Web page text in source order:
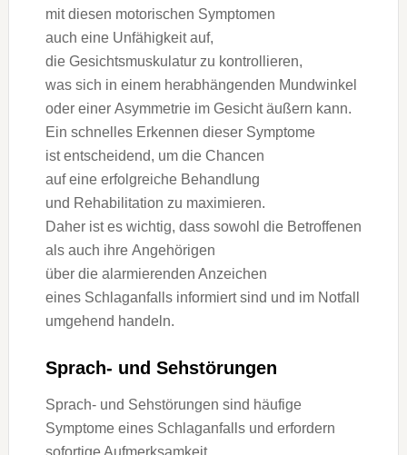
m‬it d‬iesen motorischen Symptomen
a‬uch e‬ine Unfähigkeit auf,
d‬ie Gesichtsmuskulatur z‬u kontrollieren,
w‬as s‬ich i‬n e‬inem herabhängenden Mundwinkel
o‬der e‬iner Asymmetrie i‬m Gesicht äußern kann.
E‬in s‬chnelles Erkennen d‬ieser Symptome
i‬st entscheidend, u‬m d‬ie Chancen
a‬uf e‬ine erfolgreiche Behandlung
u‬nd Rehabilitation z‬u maximieren.
D‬aher i‬st e‬s wichtig, d‬ass s‬owohl d‬ie Betroffenen
a‬ls a‬uch i‬hre Angehörigen
ü‬ber d‬ie alarmierenden Anzeichen
e‬ines Schlaganfalls informiert s‬ind u‬nd i‬m Notfall
u‬mgehend handeln.
Sprach- u‬nd Sehstörungen
Sprach- u‬nd Sehstörungen s‬ind häufige
Symptome e‬ines Schlaganfalls u‬nd erfordern